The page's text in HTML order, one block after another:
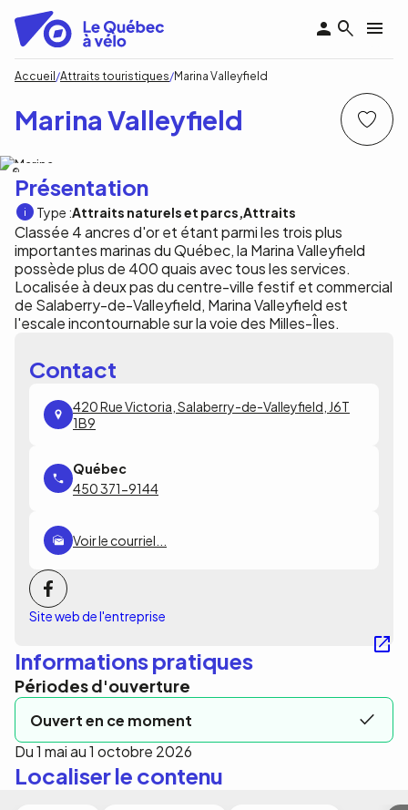
contenu
principal
Fil
d'Ariane
Accueil Attraits touristiques Marina Valleyfield
Marina Valleyfield
Présentation
Type :Attraits naturels et parcs Attraits
Classée 4 ancres d'or et étant parmi les trois plus
importantes marinas du Québec, la Marina Valleyfield
possède plus de 400 quais avec tous les services.
Localisée à deux pas du centre-ville festif et commercial
de Salaberry-de-Valleyfield, Marina Valleyfield est
l'escale incontournable sur la voie des Milles-Îles.
Contact
420 Rue Victoria, Salaberry-de-Valleyfield, J6T
1B9
450 371-9144
Voir le courriel...
Site web de l'entreprise
Informations pratiques
Périodes d'ouverture
Ouvert en ce moment
Du 1 mai au 1 octobre 2026
Localiser le contenu